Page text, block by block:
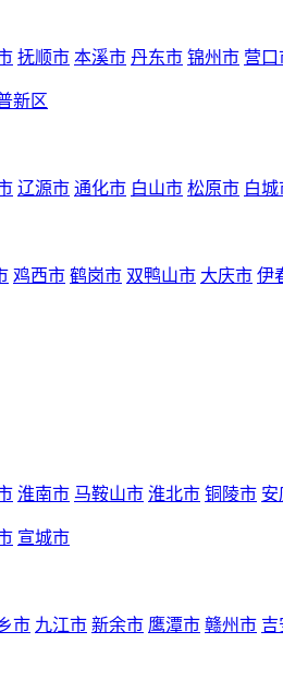
抚顺市 本溪市 丹东市 锦州市 营口
新区
辽源市 通化市 白山市 松原市 白城
鸡西市 鹤岗市 双鸭山市 大庆市 伊
淮南市 马鞍山市 淮北市 铜陵市 安
宣城市
市 九江市 新余市 鹰潭市 赣州市 吉